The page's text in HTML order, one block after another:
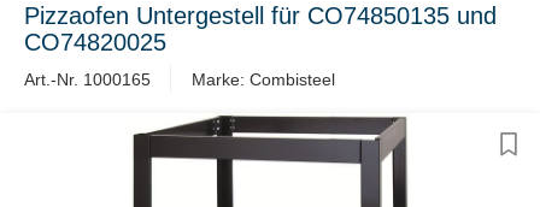
Pizzaofen Untergestell für CO74850135 und
CO74820025
Art.-Nr. 1000165 Marke: Combisteel